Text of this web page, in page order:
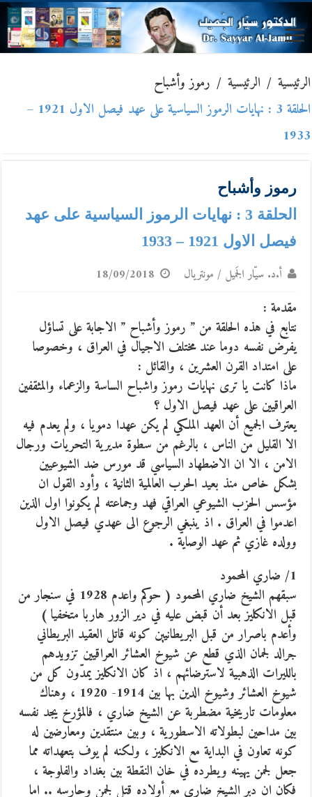
الرئيسية / الرئيسية / رموز وأشباح
الحلقة 3 : نهايات الرموز السياسية على عهد فيصل الاول 1921 –
1933
رموز وأشباح
الحلقة 3 : نهايات الرموز السياسية على عهد
فيصل الاول 1921 – 1933
أ.د. سيّار الجَميل / مونتريال 18/09/2018
مقدمة :
نتابع في هذه الحلقة من ” رموز وأشباح ” الاجابة على تساؤل
يفرض نفسه دوما عند مختلف الاجيال في العراق ، وخصوصا
على امتداد القرن العشرين ، والقائل :
ماذا كانت يا ترى نهايات رموز واشباح الساسة والزعماء والمثقفين
العراقيين على عهد فيصل الاول ؟
يعترف الجميع أن العهد الملكي لم يكن عهدا دمويا ، ولم يعدم فيه
الا القليل من الناس ، بالرغم من سطوة مديرية التحريات ورجال
الامن ، الا ان الاضطهاد السياسي قد مورس ضد الشيوعيين
بشكل خاص منذ بعيد الحرب العالمية الثانية ، وأود القول ان
مؤسس الحزب الشيوعي العراقي فهد وجماعته لم يكونوا اول الذين
اعدموا في العراق . اذ ينبغي الرجوع الى عهدي فيصل الاول
وولده غازي ثم عهد الوصاية .
1/ ضاري المحمود
سبقهم الشيخ ضاري المحمود ( حوكم واعدم 1928 في سنجار من
قبل الانكليز بعد أن قبض عليه في دير الزور هاربا متخفيا )
وأعدم باصرار من قبل البريطانيين كونه قاتل العقيد البريطاني
جرالد لجمان الذي قطع عن شيوخ العشائر العراقيين تزويدهم
بالليرات الذهبية لاسترضائهم ، اذ كان الانكليز يمدّون كل من
شيوخ العشائر وشيوخ الدين بها بين 1914- 1920 ، وهناك
معلومات تاريخية مضطربة عن الشيخ ضاري ، فالمؤرخ يجد نفسه
بين مداحين لبطولاته الاسطورية ، وبين منتقدين ومعارضين له
كونه تعاون في البداية مع الانكليز ، ولكنه لم يوف بتعهداته مما
جعل لجمن يهينه ويطرده في خان النقطة بين بغداد والفلوجة ،
فكان ان دبر الشيخ ضاري مع أولاده قتل لجمن وحارسه .. اما